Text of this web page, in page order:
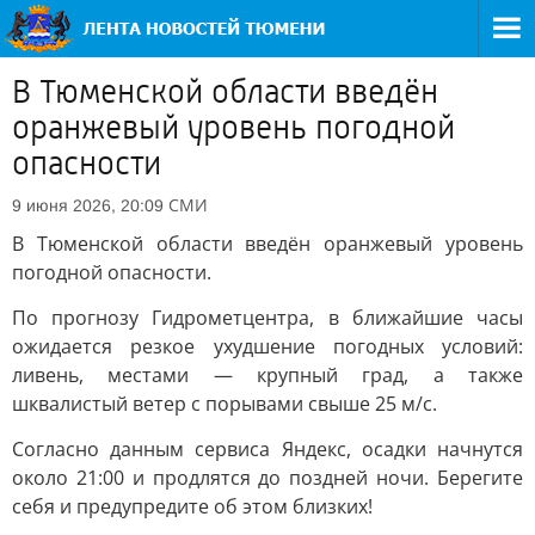
В Тюменской области введён
оранжевый уровень погодной
опасности
9 июня 2026, 20:09 СМИ
В Тюменской области введён оранжевый уровень
погодной опасности.
По прогнозу Гидрометцентра, в ближайшие часы
ожидается резкое ухудшение погодных условий:
ливень, местами — крупный град, а также
шквалистый ветер с порывами свыше 25 м/с.
Согласно данным сервиса Яндекс, осадки начнутся
около 21:00 и продлятся до поздней ночи. Берегите
себя и предупредите об этом близких!